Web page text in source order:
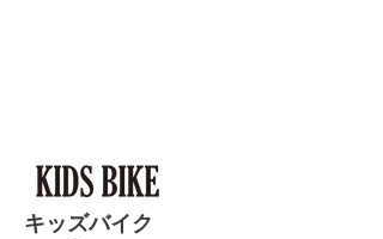
​キッズバイク